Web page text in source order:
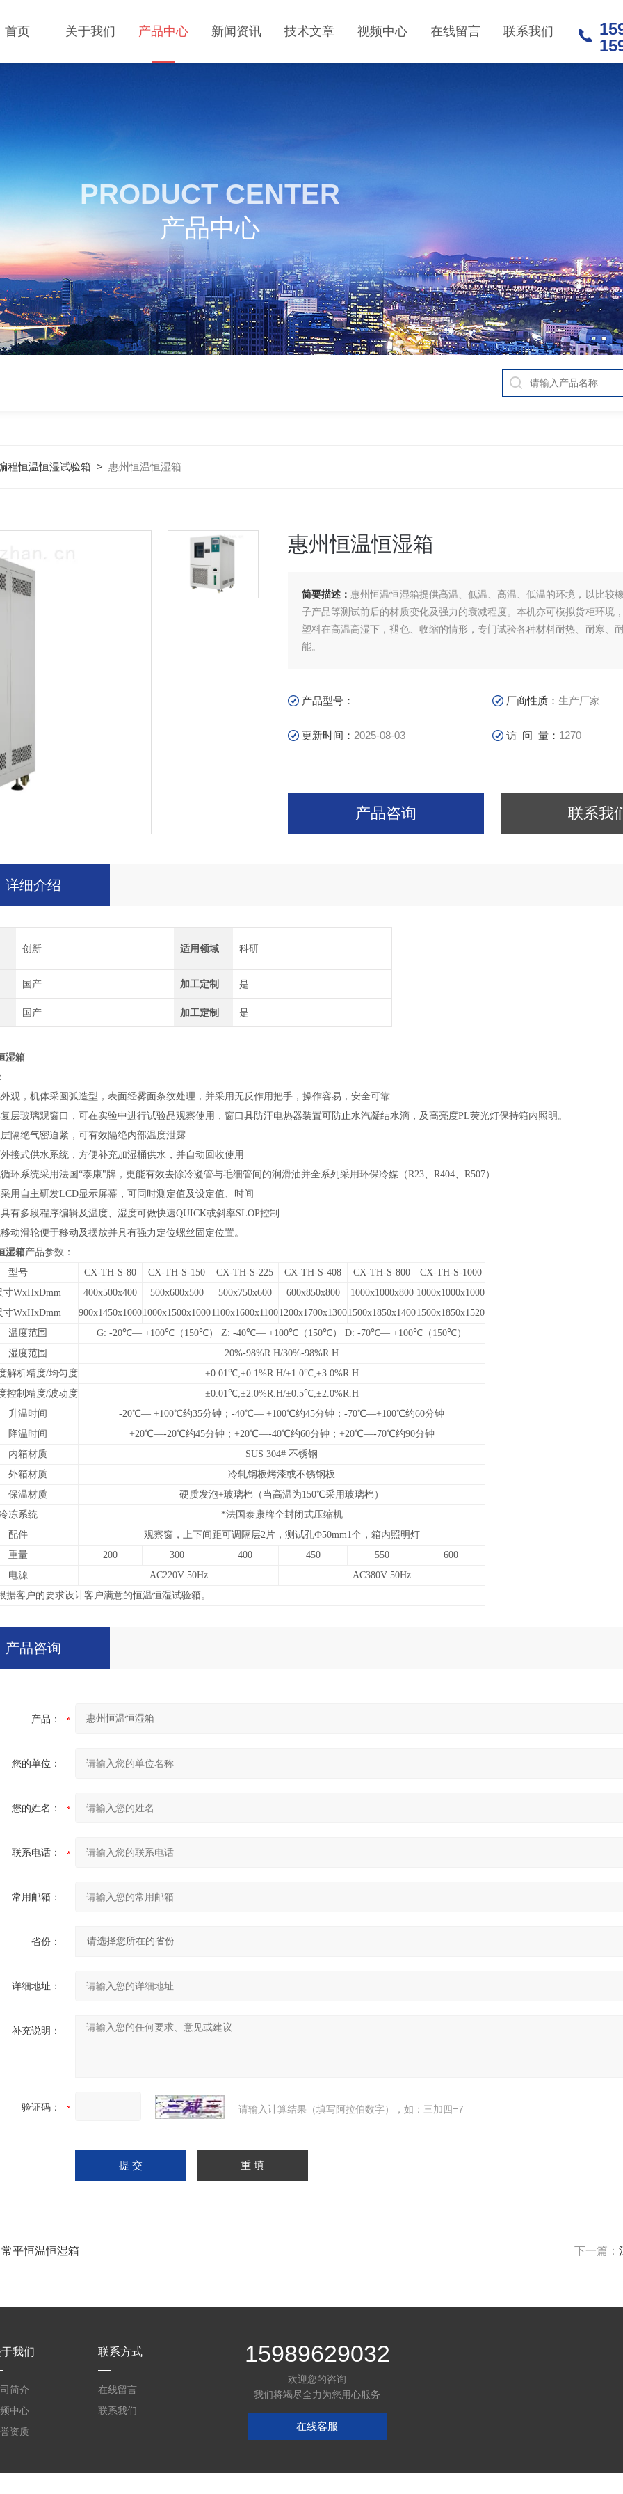
首页 关于我们 产品中心 新闻资讯 技术文章 视频中心 在线留言 联系我们
PRODUCT CENTER
产品中心
程恒温恒湿试验箱 > 惠州恒温恒湿箱
惠州恒温恒湿箱
简要描述：惠州恒温恒湿箱提供高温、低温、高温、低温的环境，以比较
子产品等测试前后的材质变化及强力的衰减程度。本机亦可模拟货柜环境
塑料在高温高湿下，褪色、收缩的情形，专门试验各种材料耐热、耐寒、
能。
产品型号： 厂商性质： 生产厂家
更新时间： 2025-08-03 访 问 量： 1270
产品咨询 联系我
详细介绍
创新 适用领域 科研
国产 加工定制 是
国产 加工定制 是
湿箱
观，机体采圆弧造型，表面经雾面条纹处理，并采用无反作用把手，操作容易，安全可靠
层玻璃观窗口，可在实验中进行试验品观察使用，窗口具防汗电热器装置可防止水汽凝结水滴，及高亮度PL荧光灯保持箱内照明。
隔绝气密迫紧，可有效隔绝内部温度泄露
接式供水系统，方便补充加湿桶供水，并自动回收使用
环系统采用法国“泰康"牌，更能有效去除冷凝管与毛细管间的润滑油并全系列采用环保冷媒（R23、R404、R507）
用自主研发LCD显示屏幕，可同时测定值及设定值、时间
有多段程序编辑及温度、湿度可做快速QUICK或斜率SLOP控制
动滑轮便于移动及摆放并具有强力定位螺丝固定位置。
湿箱产品参数：
型号
CX-TH-S-80 CX-TH-S-150 CX-TH-S-225 CX-TH-S-408 CX-TH-S-800
CX-TH-S-1000
寸WxHxDmm
400x500x400 500x600x500 500x750x600 600x850x800 1000x1000x800 1000x1000x1000
寸WxHxDmm
900x1450x10001000x1500x10001100x1600x11001200x1700x13001500x1850x14001500x1850x1520
温度范围
G: -20℃— +100℃（150℃） Z: -40℃— +100℃（150℃） D: -70℃— +100℃（150℃）
湿度范围
20%-98%R.H/30%-98%R.H
解析精度/均匀度
±0.01℃;±0.1%R.H/±1.0℃;±3.0%R.H
控制精度/波动度
±0.01℃;±2.0%R.H/±0.5℃;±2.0%R.H
升温时间
-20℃— +100℃约35分钟； -40℃— +100℃约45分钟； -70℃—+100℃约60分钟
降温时间
+20℃—-20℃约45分钟；+20℃—-40℃约60分钟；+20℃—-70℃约90分钟
内箱材质
SUS 304# 不锈钢
外箱材质
冷轧钢板烤漆或不锈钢板
保温材质
硬质发泡+玻璃棉（当高温为150℃采用玻璃棉 ）
冻系统
*法国泰康牌全封闭式压缩机
配件
观察窗，上下间距可调隔层2片，测试孔Ф50mm1个，箱内照明灯
重量
200 300 400 450 550
600
电源
AC220V 50Hz
AC380V 50Hz
据客户的要求设计客户满意的恒温恒湿试验箱。
产品咨询
产品：
您的单位：
您的姓名：
联系电话：
常用邮箱：
省份：
详细地址：
补充说明：
验证码： 请输入计算结果（填写阿拉伯数字），如：三加四=7
常平恒温恒湿箱 下一篇：
我们
简介
中心
资质
联系方式
在线留言
联系我们
15989629032
欢迎您的咨询
我们将竭尽全力为您用心服务
在线客服